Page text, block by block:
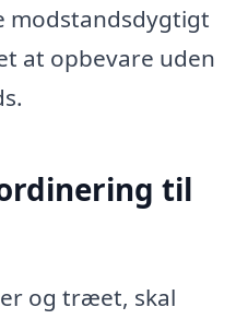
modstandsdygtigt
at opbevare uden
til
og træet, skal